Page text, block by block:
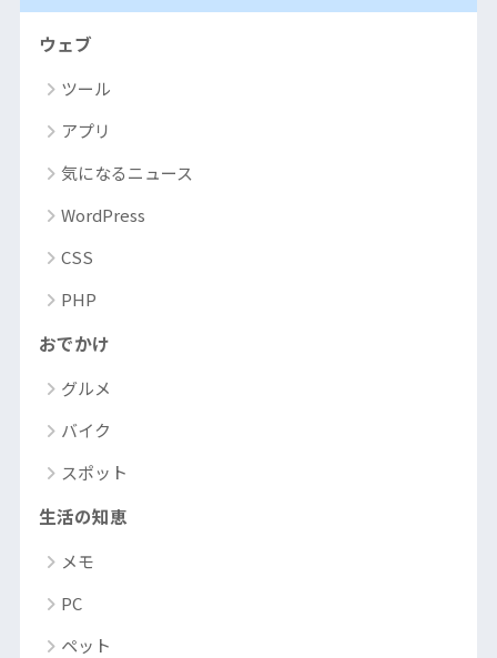
ウェブ
ツール
アプリ
気になるニュース
WordPress
CSS
PHP
おでかけ
グルメ
バイク
スポット
生活の知恵
メモ
PC
ペット